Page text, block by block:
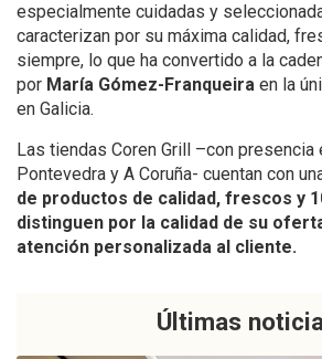
especialmente cuidadas y
caracterizan por su máxima calidad,
siempre, lo que ha convertido a la
por María Gómez-Franqueira en la
en Galicia.
Las tiendas Coren Grill –con presencia
Pontevedra y A Coruña- cuentan con
de productos de calidad, frescos y
distinguen por la calidad de su
atención personalizada al cliente.
Últimas